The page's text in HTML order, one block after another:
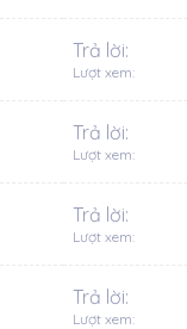
Trả lời
Lượt xem
Trả lời
Lượt xem
Trả lời
Lượt xem
Trả lời
Lượt xem